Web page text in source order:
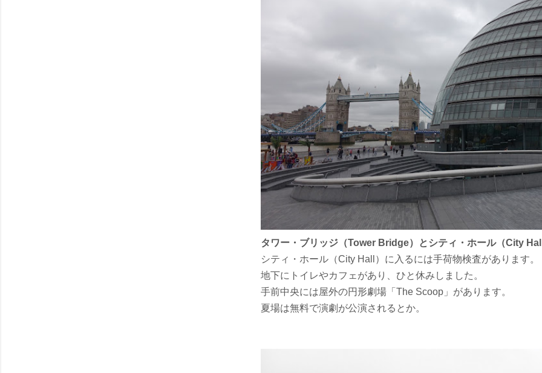
タワー・ブリッジ（Tower Bridge）とシティ・ホール（City
シティ・ホール（City Hall）に入るには手荷物検査があります。
地下にトイレやカフェがあり、ひと休みしました。
手前中央には屋外の円形劇場「The Scoop」があります。
夏場は無料で演劇が公演されるとか。